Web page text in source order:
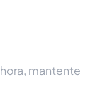
mantente